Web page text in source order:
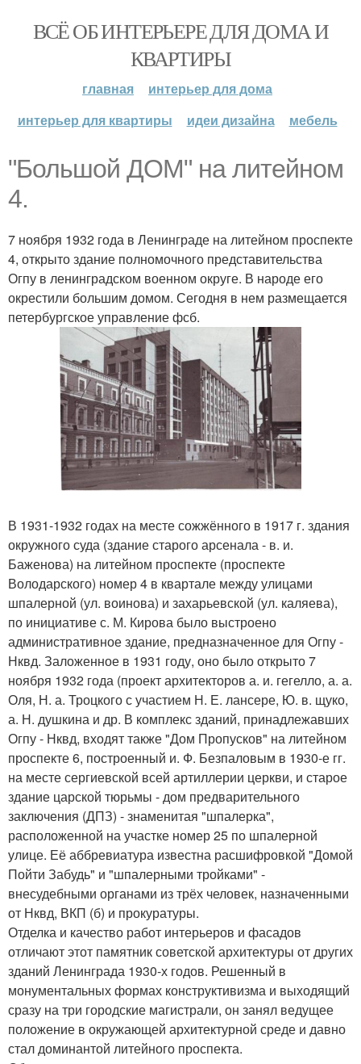
ВСЁ ОБ ИНТЕРЬЕРЕ ДЛЯ ДОМА И
КВАРТИРЫ
главная
интерьер для дома
интерьер для квартиры
идеи дизайна мебель
"Большой ДОМ" на литейном
4.
7 ноября 1932 года в Ленинграде на литейном проспекте
4, открыто здание полномочного представительства
Огпу в ленинградском военном округе. В народе его
окрестили большим домом. Сегодня в нем размещается
петербургское управление фсб.
В 1931-1932 годах на месте сожжённого в 1917 г. здания
окружного суда (здание старого арсенала - в. и.
Баженова) на литейном проспекте (проспекте
Володарского) номер 4 в квартале между улицами
шпалерной (ул. воинова) и захарьевской (ул. каляева),
по инициативе с. М. Кирова было выстроено
административное здание, предназначенное для Огпу -
Нквд. Заложенное в 1931 году, оно было открыто 7
ноября 1932 года (проект архитекторов а. и. гегелло, а. а.
Оля, Н. а. Троцкого с участием Н. Е. лансере, Ю. в. щуко,
а. Н. душкина и др. В комплекс зданий, принадлежавших
Огпу - Нквд, входят также "Дом Пропусков" на литейном
проспекте 6, построенный и. Ф. Безпаловым в 1930-е гг.
на месте сергиевской всей артиллерии церкви, и старое
здание царской тюрьмы - дом предварительного
заключения (ДПЗ) - знаменитая "шпалерка",
расположенной на участке номер 25 по шпалерной
улице. Её аббревиатура известна расшифровкой "Домой
Пойти Забудь" и "шпалерными тройками" -
внесудебными органами из трёх человек, назначенными
от Нквд, ВКП (б) и прокуратуры.
Отделка и качество работ интерьеров и фасадов
отличают этот памятник советской архитектуры от других
зданий Ленинграда 1930-х годов. Решенный в
монументальных формах конструктивизма и выходящий
сразу на три городские магистрали, он занял ведущее
положение в окружающей архитектурной среде и давно
стал доминантой литейного проспекта.